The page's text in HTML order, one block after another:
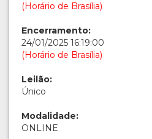
(Horário de Brasília)
Encerramento:
24/01/2025 16:19:00
(Horário de Brasília)
Leilão:
Único
Modalidade:
ONLINE